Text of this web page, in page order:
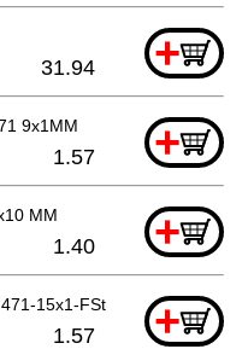
+
31.94
9x1MM +
1.57
MM +
1.40
15x1-FSt +
1.57